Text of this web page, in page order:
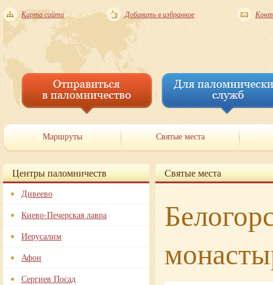
Карта сайта Добавить в избранное
Маршруты Святые места
Центры паломничеств
Дивеево
Киево-Печерская лавра
Иерусалим
Афон
Сергиев Посад
Святые места